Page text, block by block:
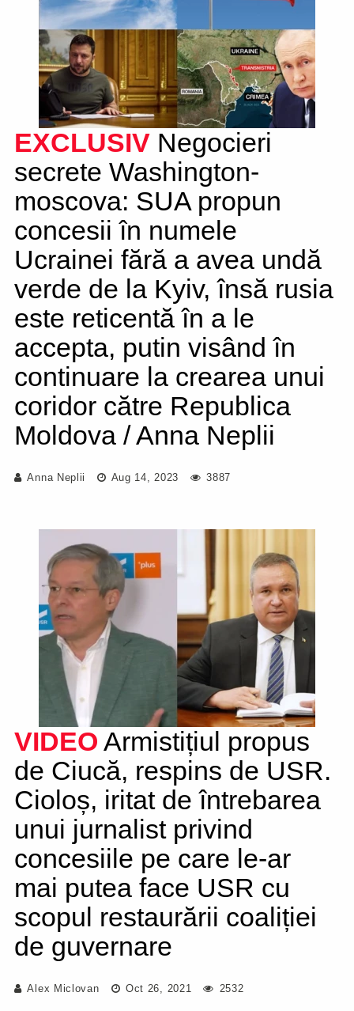
EXCLUSIV Negocieri
secrete Washington-
moscova: SUA propun
concesii în numele
Ucrainei fără a avea undă
verde de la Kyiv, însă rusia
este reticentă în a le
accepta, putin visând în
continuare la crearea unui
coridor către Republica
Moldova / Anna Neplii
Anna Neplii Aug 14, 2023 3887
VIDEO Armistițiul propus
de Ciucă, respins de USR.
Cioloș, iritat de întrebarea
unui jurnalist privind
concesiile pe care le-ar
mai putea face USR cu
scopul restaurării coaliției
de guvernare
Alex Miclovan Oct 26, 2021 2532